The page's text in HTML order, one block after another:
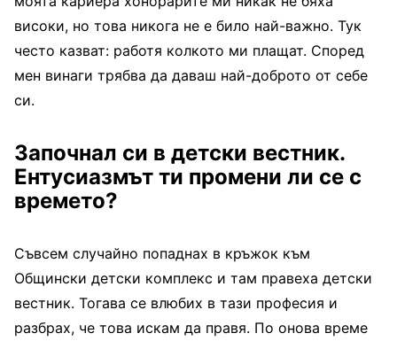
високи, но това никога не е било най-важно. Тук
често казват: работя колкото ми плащат. Според
мен винаги трябва да даваш най-доброто от себе
си.
Започнал си в детски вестник.
Ентусиазмът ти промени ли се с
времето?
Съвсем случайно попаднах в кръжок към
Общински детски комплекс и там правеха детски
вестник. Тогава се влюбих в тази професия и
разбрах, че това искам да правя. По онова време